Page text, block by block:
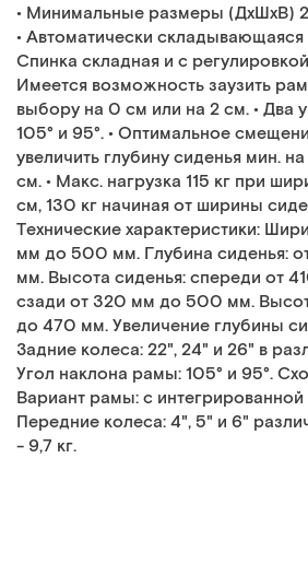
• Минимальные размеры (ДхШхВ)
• Автоматически складывающаяся
Спинка складная и с
Имеется возможность заузить
выбору на 0 см или на 2 см. • Два
105° и 95°. • Оптимальное
увеличить глубину сиденья мин.
см. • Макс. нагрузка 115 кг при
см, 130 кг начиная от ширины
Технические характеристики:
мм до 500 мм. Глубина сиденья:
мм. Высота сиденья: спереди от
сзади от 320 мм до 500 мм.
до 470 мм. Увеличение глубины
Задние колеса: 22", 24" и 26" в
Угол наклона рамы: 105° и 95°.
Вариант рамы: с
Передние колеса: 4", 5" и 6"
- 9,7 кг.